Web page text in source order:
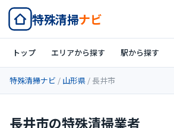
特殊清掃ナビ
トップ エリアから探す 駅から探す
特殊清掃ナビ / 山形県 / 長井市
長井市の特殊清掃業者